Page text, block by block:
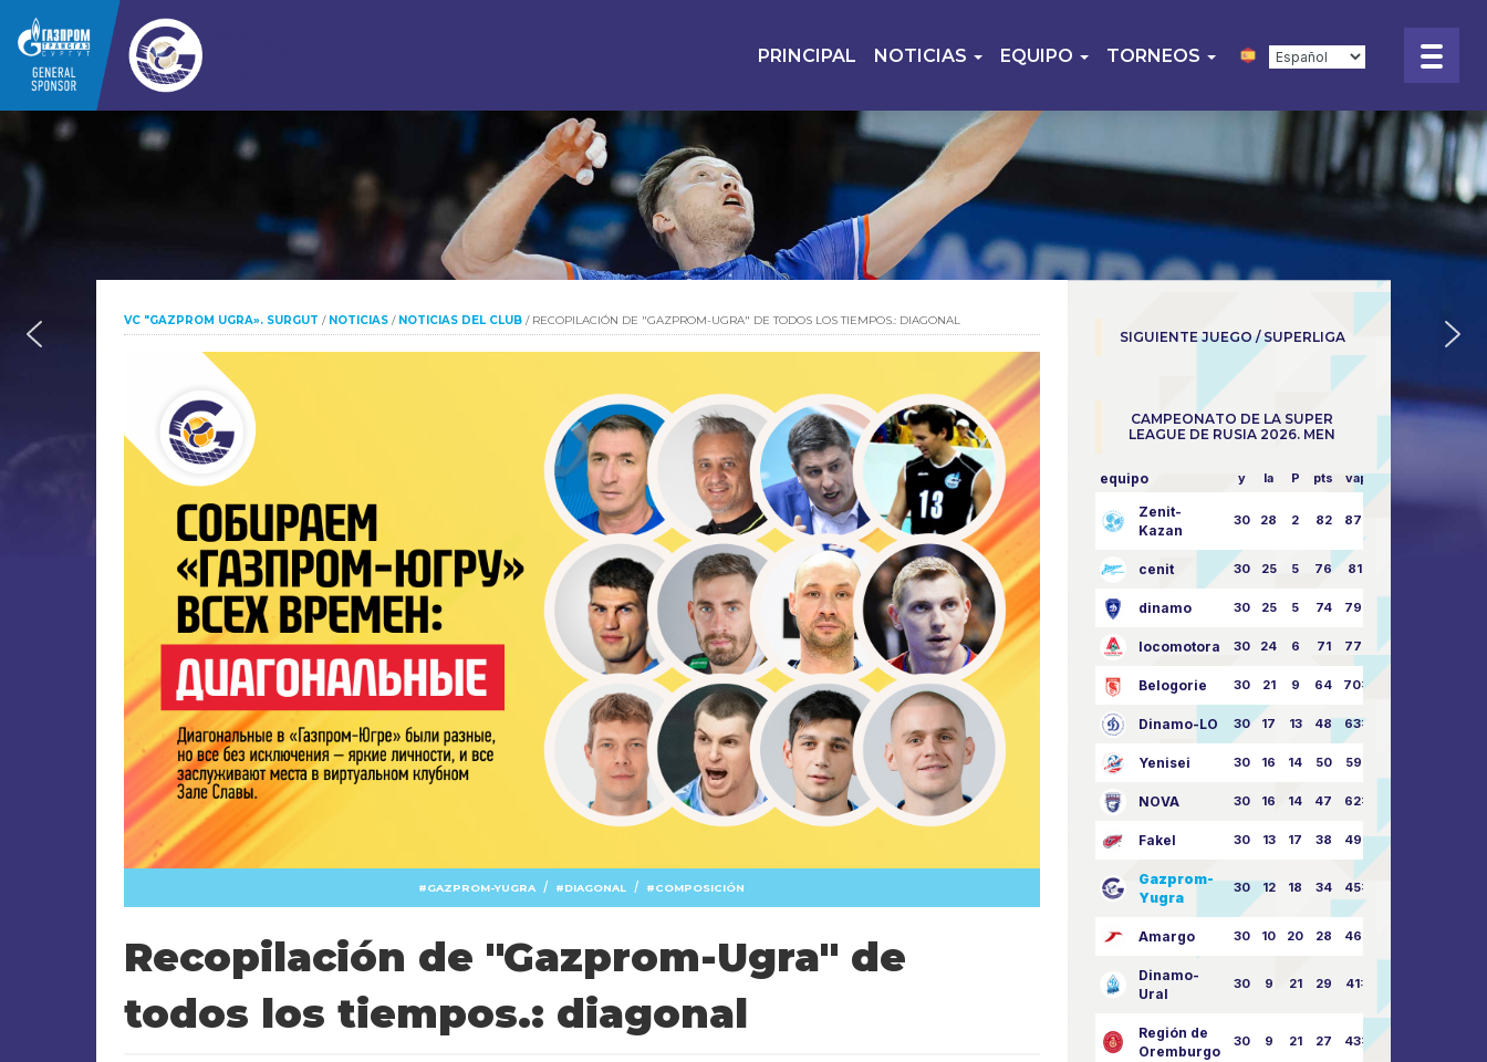
PRINCIPAL NOTICIAS EQUIPO TORNEOS
VC "GAZPROM UGRA». SURGUT / NOTICIAS / NOTICIAS DEL CLUB / RECOPILACIÓN DE "GAZPROM-UGRA" DE TODOS LOS TIEMPOS.: DIAGONAL
GAZPROM-YUGRA / DIAGONAL / COMPOSICIÓN
Recopilación de "Gazprom-Ugra" de
todos los tiempos.: diagonal
SIGUIENTE JUEGO / SUPERLIGA
CAMPEONATO DE LA SUPER
LEAGUE DE RUSIA 2026. MEN
equipo y la P pts vapor
Zenit-
Kazan
30 28 2 82 87:24
cenit 30 25 5 76 81:21
dinamo 30 25 5 74 79:26
locomotora 30 24 6 71 77:33
Belogorie 30 21 9 64 70:40
Dinamo-LO 30 17 13 48 63:57
Yenisei 30 16 14 50 59:53
NOVA 30 16 14 47 62:58
Fakel 30 13 17 38 49:62
Gazprom-
Yugra
30 12 18 34 45:63
Amargo 30 10 20 28 46:73
Dinamo-
Ural
30 9 21 29 41:70
Región de
Oremburgo
30 9 21 27 43:73